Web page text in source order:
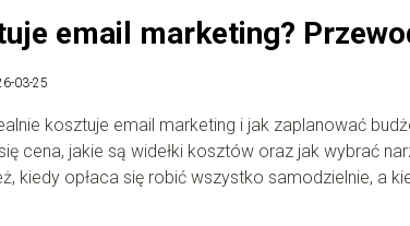
email marketing?
03-25
kosztuje email marketing i jak zaplanować
cena, jakie są widełki kosztów oraz jak wybrać
kiedy opłaca się robić wszystko samodzielnie, a